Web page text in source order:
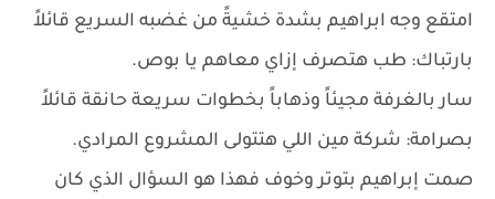
امتقع وجه ابراهيم بشدة خشيةً من غضبه السريع قائلاً
بارتباك: طب هتصرف إزاي معاهم يا بوص.
سار بالغرفة مجيئاً وذهاباً بخطوات سريعة حانقة قائلاً
بصرامة: شركة مين اللي هتتولى المشروع المرادي.
صمت إبراهيم بتوتر وخوف فهذا هو السؤال الذي كان